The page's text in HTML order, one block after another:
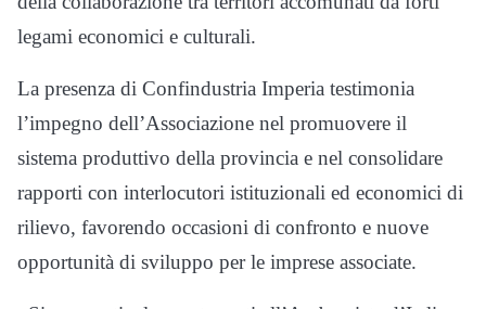
legami economici e culturali.
La presenza di Confindustria Imperia testimonia
l’impegno dell’Associazione nel promuovere il
sistema produttivo della provincia e nel consolidare
rapporti con interlocutori istituzionali ed economici di
rilievo, favorendo occasioni di confronto e nuove
opportunità di sviluppo per le imprese associate.